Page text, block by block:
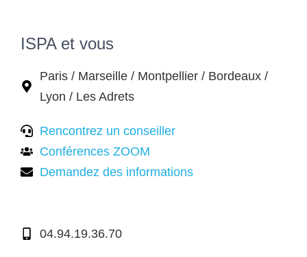
ISPA et vous
Paris / Marseille / Montpellier / Bordeaux /
Lyon / Les Adrets
Rencontrez un conseiller
Conférences ZOOM
Demandez des informations
04.94.19.36.70